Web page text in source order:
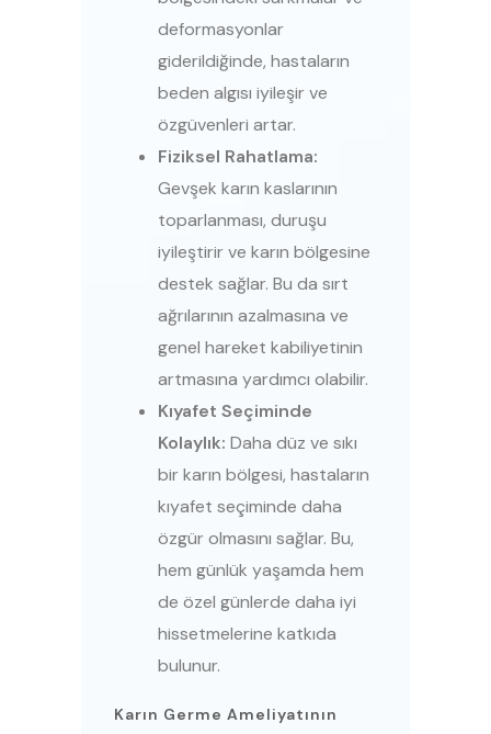
deformasyonlar
giderildiğinde, hastaların
beden algısı iyileşir ve
özgüvenleri artar.
Fiziksel Rahatlama:
Gevşek karın kaslarının
toparlanması, duruşu
iyileştirir ve karın bölgesine
destek sağlar. Bu da sırt
ağrılarının azalmasına ve
genel hareket kabiliyetinin
artmasına yardımcı olabilir.
Kıyafet Seçiminde
Kolaylık: Daha düz ve sıkı
bir karın bölgesi, hastaların
kıyafet seçiminde daha
özgür olmasını sağlar. Bu,
hem günlük yaşamda hem
de özel günlerde daha iyi
hissetmelerine katkıda
bulunur.
Karın Germe Ameliyatının